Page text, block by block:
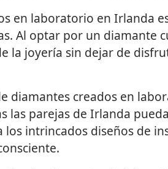
en laboratorio en Irlanda
Al optar por un diamante
la joyería sin dejar de
diamantes creados en
las parejas de Irlanda
intrincados diseños de